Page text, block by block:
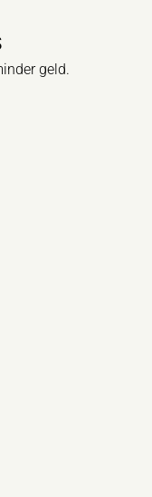
geld.